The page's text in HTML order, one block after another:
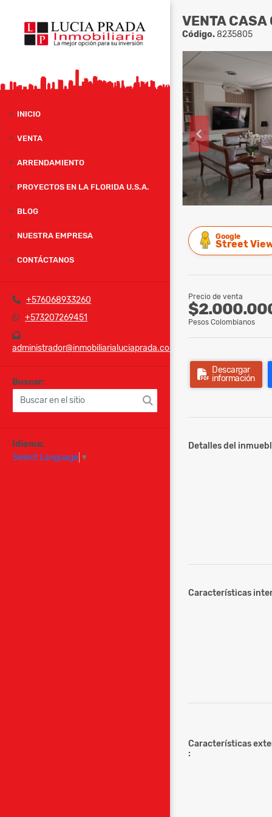
INICIO
VENTA
ARRENDAMIENTO
PROYECTOS EN LA FLORIDA U.S.A.
BLOG
NUESTRA EMPRESA
CONTÁCTANOS
+576068933260
+573207269451
administrador@inmobiliarialuciaprada.com
Buscar:
Idioma:
Select Language ▼
VENTA
Código.8235805
Google
Street
Precio de venta
Pesos Colombianos
Descargar
información
Detalles del
Características
Características
: